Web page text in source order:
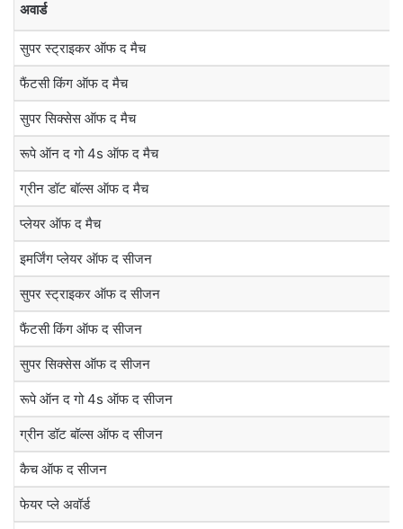
अवार्ड
सुपर स्ट्राइकर ऑफ द मैच
फैंटसी किंग ऑफ द मैच
सुपर सिक्सेस ऑफ द मैच
रूपे ऑन द गो 4s ऑफ द मैच
ग्रीन डॉट बॉल्स ऑफ द मैच
प्लेयर ऑफ द मैच
इमर्जिंग प्लेयर ऑफ द सीजन
सुपर स्ट्राइकर ऑफ द सीजन
फैंटसी किंग ऑफ द सीजन
सुपर सिक्सेस ऑफ द सीजन
रूपे ऑन द गो 4s ऑफ द सीजन
ग्रीन डॉट बॉल्स ऑफ द सीजन
कैच ऑफ द सीजन
फेयर प्ले अवॉर्ड